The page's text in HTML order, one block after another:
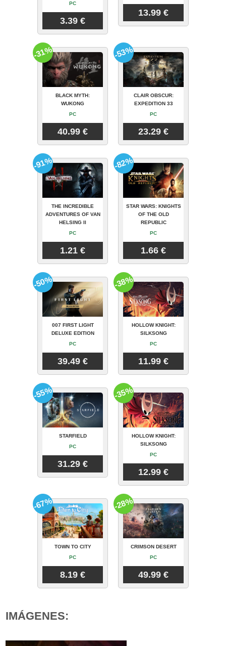
PC
3.39 €
13.99 €
BLACK MYTH:
WUKONG
PC
40.99 €
-31%
CLAIR OBSCUR:
EXPEDITION 33
PC
23.29 €
-53%
THE INCREDIBLE
ADVENTURES OF VAN
HELSING II
PC
1.21 €
-91%
STAR WARS: KNIGHTS
OF THE OLD
REPUBLIC
PC
1.66 €
-82%
007 FIRST LIGHT
DELUXE EDITION
PC
39.49 €
-50%
HOLLOW KNIGHT:
SILKSONG
PC
11.99 €
-38%
STARFIELD
PC
31.29 €
-55%
HOLLOW KNIGHT:
SILKSONG
PC
12.99 €
-35%
TOWN TO CITY
PC
8.19 €
-67%
CRIMSON DESERT
PC
49.99 €
-28%
IMÁGENES: